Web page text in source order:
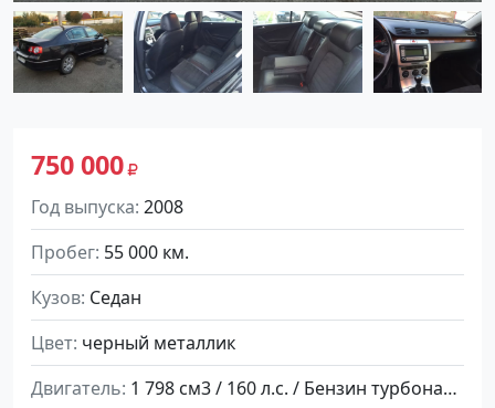
750 000
Год выпуска 2008
Пробег 55 000 км.
Кузов Седан
Цвет черный металлик
Двигатель
1 798 см3 / 160 л.с. / Бензин турбонаддув